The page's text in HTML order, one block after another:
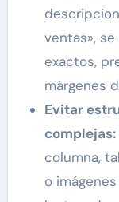
ventas»,
exactos,
márgenes
Evitar
complejas:
columna,
o